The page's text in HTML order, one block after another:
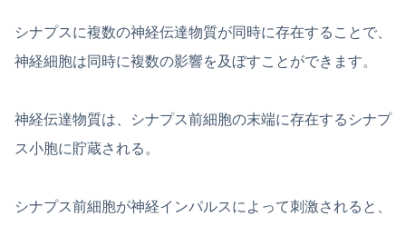
シナプスに複数の神経伝達物質が同時に存在することで、
神経細胞は同時に複数の影響を及ぼすことができます。
神経伝達物質は、シナプス前細胞の末端に存在するシナプ
ス小胞に貯蔵される。
シナプス前細胞が神経インパルスによって刺激されると、